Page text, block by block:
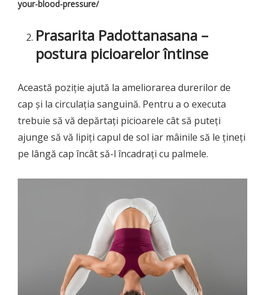
your-blood-pressure/
Prasarita Padottanasana –
postura picioarelor întinse
Această poziție ajută la ameliorarea durerilor de
cap și la circulația sanguină. Pentru a o executa
trebuie să vă depărtați picioarele cât să puteți
ajunge să vă lipiți capul de sol iar mâinile să le țineți
pe lângă cap încât să-l încadrați cu palmele.